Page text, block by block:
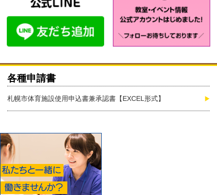
各種申請書
札幌市体育施設使用申込書兼承認書【EXCEL形式】